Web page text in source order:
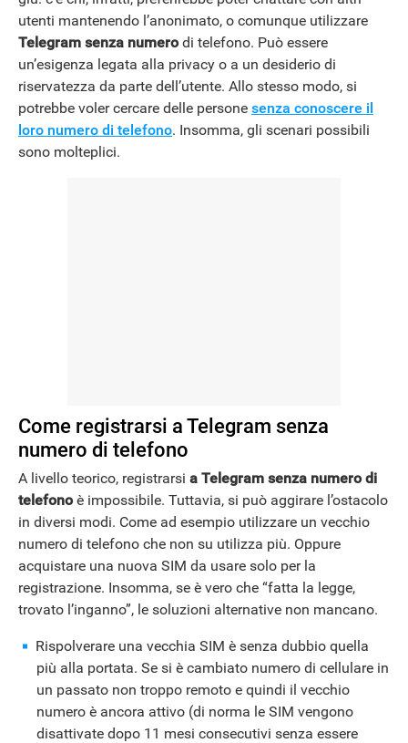
utenti mantenendo l’anonimato, o comunque utilizzare
Telegram senza numerodi telefono. Può essere
un’esigenza legata alla privacy o a un desiderio di
riservatezza da parte dell’utente. Allo stesso modo, si
potrebbe voler cercare delle persone senza conoscere il
loro numero di telefono. Insomma, gli scenari possibili
sono molteplici.
Come registrarsi a Telegram senza
numero di telefono
A livello teorico, registrarsi a Telegram senza numero di
telefonoè impossibile. Tuttavia, si può aggirare l’ostacolo
in diversi modi. Come ad esempio utilizzare un vecchio
numero di telefono che non su utilizza più. Oppure
acquistare una nuova SIM da usare solo per la
registrazione. Insomma, se è vero che “fatta la legge,
trovato l’inganno”, le soluzioni alternative non mancano.
Rispolverare una vecchia SIM è senza dubbio quella
più alla portata. Se si è cambiato numero di cellulare in
un passato non troppo remoto e quindi il vecchio
numero è ancora attivo (di norma le SIM vengono
disattivate dopo 11 mesi consecutivi senza essere